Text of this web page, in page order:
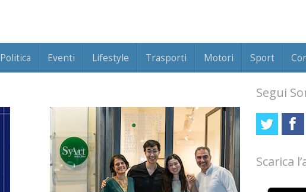
Politica Eventi Lifestyle Trasporti Motori Sport
Segui
Scarica